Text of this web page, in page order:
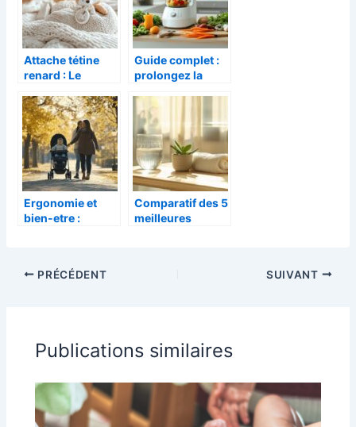
Attache tétine
renard : Le
malicieux de
bébé pour des
sorties sereines
Guide complet :
prolongez la
votre Babycook
grace a un
nettoyage
efficace
Ergonomie et
bien-etre :
Xplory X
Comparatif des 5
meilleures
PRÉCÉDENT SUIVANT
Publications similaires